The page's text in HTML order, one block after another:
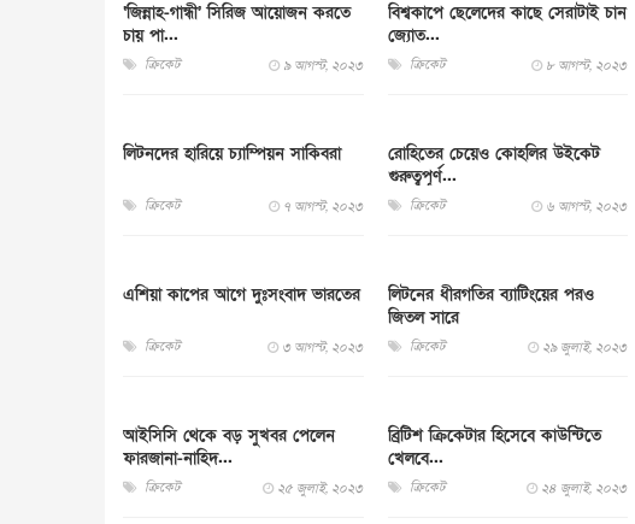
‘জিন্নাহ-গান্ধী’ সিরিজ আয়োজন করতে
চায় পা...
ক্রিকেট ৯ আগস্ট, ২০২৩
বিশ্বকাপে ছেলেদের কাছে সেরাটাই চান
জ্যোত...
ক্রিকেট ৮ আগস্ট, ২০২৩
লিটনদের হারিয়ে চ্যাম্পিয়ন সাকিবরা
ক্রিকেট ৭ আগস্ট, ২০২৩
রোহিতের চেয়েও কোহলির উইকেট
গুরুত্বপূর্ণ...
ক্রিকেট ৬ আগস্ট, ২০২৩
এশিয়া কাপের আগে দুঃসংবাদ ভারতের
ক্রিকেট ৩ আগস্ট, ২০২৩
লিটনের ধীরগতির ব্যাটিংয়ের পরও
জিতল সারে
ক্রিকেট ২৯ জুলাই, ২০২৩
আইসিসি থেকে বড় সুখবর পেলেন
ফারজানা-নাহিদ...
ক্রিকেট ২৫ জুলাই, ২০২৩
ব্রিটিশ ক্রিকেটার হিসেবে কাউন্টিতে
খেলবে...
ক্রিকেট ২৪ জুলাই, ২০২৩